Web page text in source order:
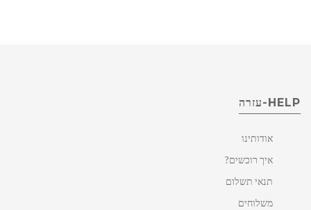
HELP-עזרה
אודותינו
איך רוכשים?
תנאי תשלום
משלוחים